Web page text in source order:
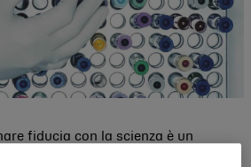
fiducia con la scienza è un